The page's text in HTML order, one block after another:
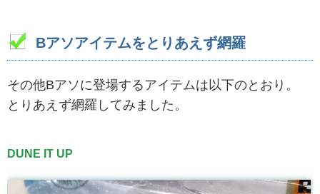
Bアソアイテムをとりあえず網羅
その他Bアソに登場するアイテムは以下のとおり。
とりあえず網羅してみました。
DUNE IT UP